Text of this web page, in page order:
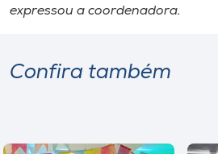
expressou a coordenadora.
Confira também